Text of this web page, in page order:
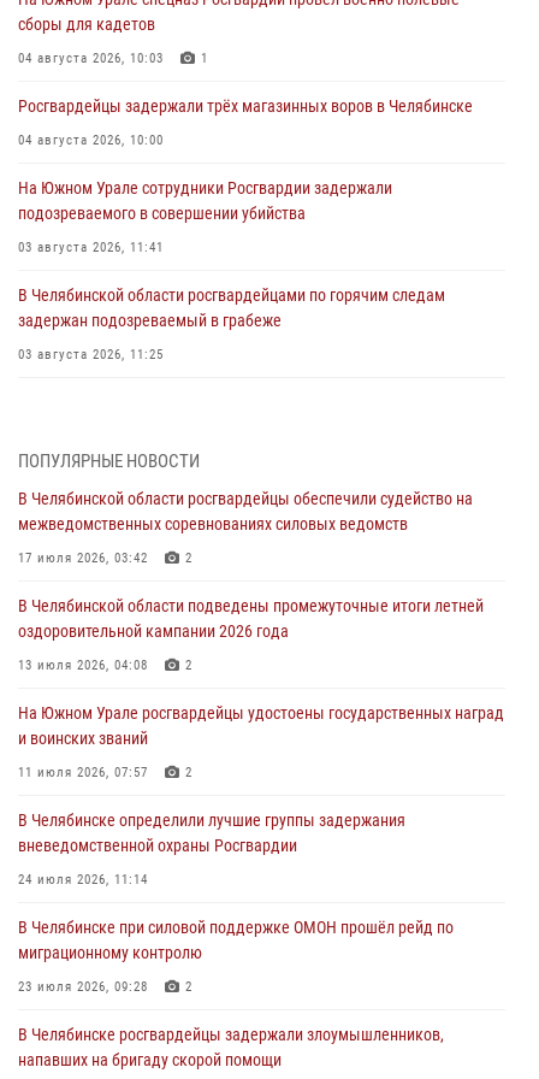
сборы для кадетов
04 августа 2026, 10:03 1
Росгвардейцы задержали трёх магазинных воров в Челябинске
04 августа 2026, 10:00
На Южном Урале сотрудники Росгвардии задержали
подозреваемого в совершении убийства
03 августа 2026, 11:41
В Челябинской области росгвардейцами по горячим следам
задержан подозреваемый в грабеже
03 августа 2026, 11:25
03 августа 2026, 09:22 1
Авиация Росгвардии совершила более 250 санитарных вылетов в
Донецкой Народной Республике
31 июля 2026, 11:33
Росгвардия обеспечивает безопасность граждан на южном
направлении
31 июля 2026, 11:32
В Уральском округе Росгвардии состоялось заседание
оперативного штаба
30 июля 2026, 10:53
ПОПУЛЯРНЫЕ НОВОСТИ
В Челябинской области росгвардейцы обеспечили судейство на
межведомственных соревнованиях силовых ведомств
17 июля 2026, 03:42 2
В Челябинской области подведены промежуточные итоги летней
оздоровительной кампании 2026 года
13 июля 2026, 04:08 2
На Южном Урале росгвардейцы удостоены государственных наград
и воинских званий
11 июля 2026, 07:57 2
В Челябинске определили лучшие группы задержания
вневедомственной охраны Росгвардии
24 июля 2026, 11:14
В Челябинске при силовой поддержке ОМОН прошёл рейд по
миграционному контролю
23 июля 2026, 09:28 2
В Челябинске росгвардейцы задержали злоумышленников,
напавших на бригаду скорой помощи